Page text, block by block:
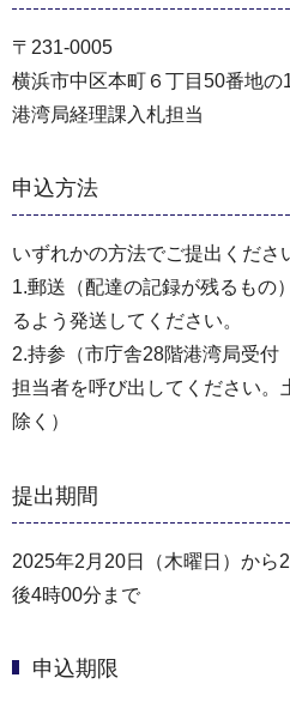
〒231-0005
横浜市中区本町６丁目50番地
港湾局経理課⼊札担当
申込方法
いずれかの⽅法でご提出くださ
1.郵送（配達の記録が残るも
るよう発送してください。
2.持参（市庁舎28階港湾局受付
担当者を呼び出してください。
除く）
提出期間
2025年2月20日（木曜日）から
後4時00分まで
申込期限